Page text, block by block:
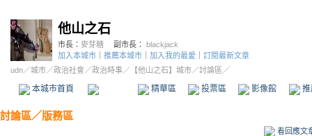
他山之石
市長： 麥芽糖 副市長： blackjack
加入本城市
推薦本城市 加入我的最愛
訂閱最新文章
udn／城市／政治社會 ／政治時事／ 【他山之石】城市／討論區／
本城市首頁 精華區 投票區 影像館
討論區／版務區
看回應文